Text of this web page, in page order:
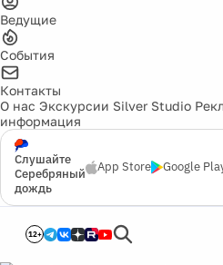
Ведущие
События
Контакты
О нас Экскурсии Silver Studio
информация
Слушайте
Серебряный
дождь
App Store Google
12+